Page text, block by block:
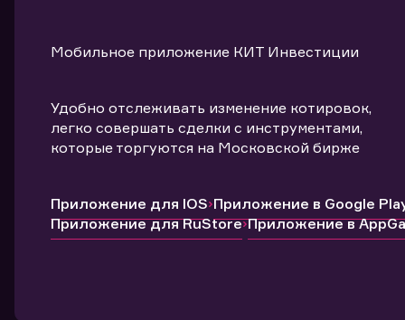
Мобильное приложение КИТ Инвестиции
Удобно отслеживать изменение котировок,
легко совершать сделки с инструментами,
которые торгуются на Московской бирже
Приложение для IOS Приложение в Google
Приложение для RuStore Приложение в